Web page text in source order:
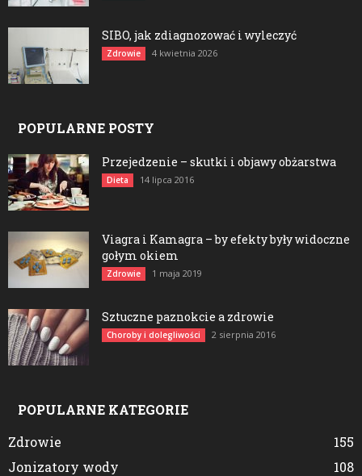
SIBO, jak zdiagnozować i wyleczyć
Zdrowie 4 kwietnia 2026
POPULARNE POSTY
Przejedzenie – skutki i objawy obżarstwa
Dieta 14 lipca 2016
Viagra i Kamagra – by efekty były widoczne
gołym okiem
Zdrowie 1 maja 2019
Sztuczne paznokcie a zdrowie
Choroby i dolegliwości 2 sierpnia 2016
POPULARNE KATEGORIE
Zdrowie
155
Jonizatory wody
108